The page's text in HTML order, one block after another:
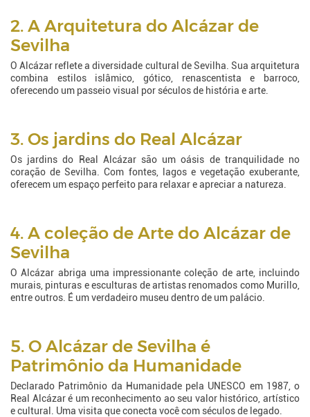
2. A Arquitetura do Alcázar de
Sevilha
O Alcázar reflete a diversidade cultural de Sevilha. Sua arquitetura
combina estilos islâmico, gótico, renascentista e barroco,
oferecendo um passeio visual por séculos de história e arte.
3. Os jardins do Real Alcázar
Os jardins do Real Alcázar são um oásis de tranquilidade no
coração de Sevilha. Com fontes, lagos e vegetação exuberante,
oferecem um espaço perfeito para relaxar e apreciar a natureza.
4. A coleção de Arte do Alcázar de
Sevilha
O Alcázar abriga uma impressionante coleção de arte, incluindo
murais, pinturas e esculturas de artistas renomados como Murillo,
entre outros. É um verdadeiro museu dentro de um palácio.
5. O Alcázar de Sevilha é
Patrimônio da Humanidade
Declarado Patrimônio da Humanidade pela UNESCO em 1987, o
Real Alcázar é um reconhecimento ao seu valor histórico, artístico
e cultural. Uma visita que conecta você com séculos de legado.